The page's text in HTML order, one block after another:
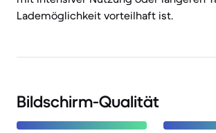
Lademöglichkeit vorteilhaft ist.
Bildschirm-Qualität